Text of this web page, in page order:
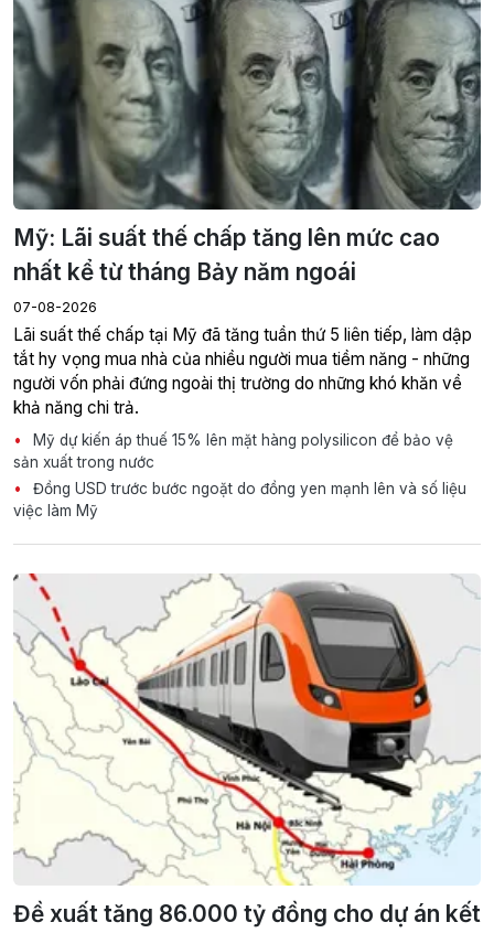
Mỹ: Lãi suất thế chấp tăng lên mức cao
nhất kể từ tháng Bảy năm ngoái
07-08-2026
Lãi suất thế chấp tại Mỹ đã tăng tuần thứ 5 liên tiếp, làm dập
tắt hy vọng mua nhà của nhiều người mua tiềm năng - những
người vốn phải đứng ngoài thị trường do những khó khăn về
khả năng chi trả.
Mỹ dự kiến áp thuế 15% lên mặt hàng polysilicon để bảo vệ
sản xuất trong nước
Đồng USD trước bước ngoặt do đồng yen mạnh lên và số liệu
việc làm Mỹ
Đề xuất tăng 86.000 tỷ đồng cho dự án kết